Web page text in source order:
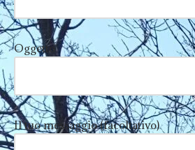
Oggetto
Il tuo messaggio (facoltativo)